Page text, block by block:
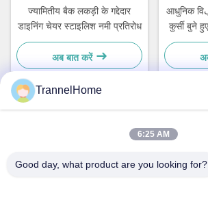
ज्यामितीय बैक लकड़ी के गद्देदार
डाइनिंग चेयर स्टाइलिश नमी प्रतिरोध
अब बात करें
आधुनिक विشبोन शैली का भोजन
कुर्सी बुने
पता
TrannelHome
6:25 AM
Good day, what product are you looking for?